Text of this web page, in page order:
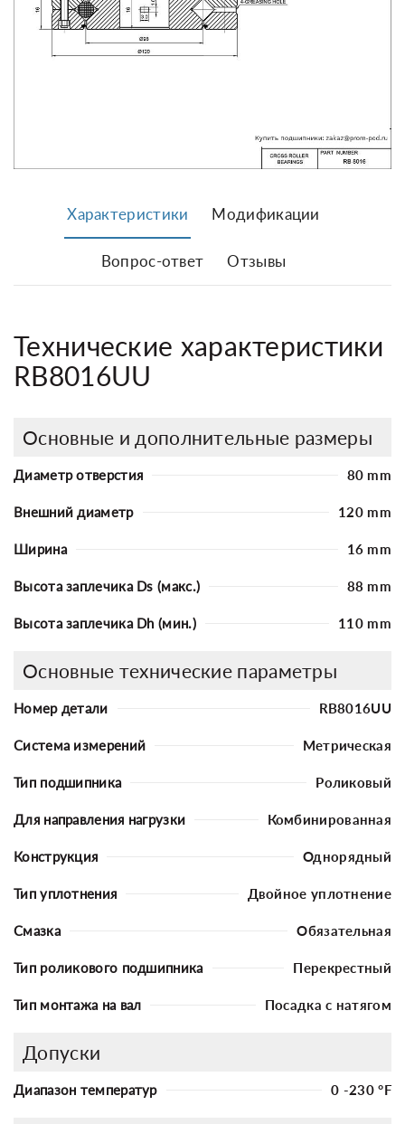
Характеристики Модификации
Вопрос-ответ Отзывы
Технические характеристики
RB8016UU
Основные и дополнительные размеры
Диаметр отверстия 80 mm
Внешний диаметр 120 mm
Ширина 16 mm
Высота заплечика Ds (макс.) 88 mm
Высота заплечика Dh (мин.) 110 mm
Основные технические параметры
Номер детали RB8016UU
Система измерений Метрическая
Тип подшипника Роликовый
Для направления нагрузки Комбинированная
Конструкция Однорядный
Тип уплотнения Двойное уплотнение
Смазка Обязательная
Тип роликового подшипника Перекрестный
Тип монтажа на вал Посадка с натягом
Допуски
Диапазон температур 0 -230 °F